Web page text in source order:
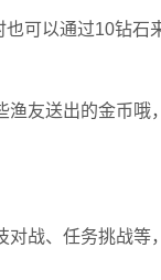
可以通过10钻石
友送出的金币哦
战、任务挑战等